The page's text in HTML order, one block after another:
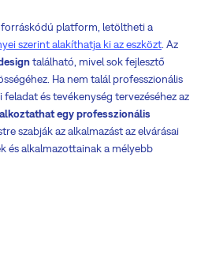
platform, letöltheti a
szerint alakíthatja ki az eszközt . Az
található, mivel sok fejlesztő
Ha nem talál professzionális
és tevékenység tervezéséhez az
egy professzionális
szabják az alkalmazást az elvárásai
és alkalmazottainak a mélyebb